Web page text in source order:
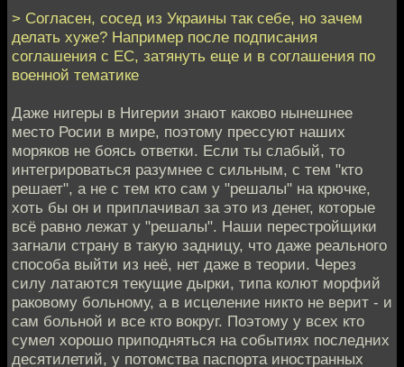
> Согласен, сосед из Украины так себе, но зачем
делать хуже? Например после подписания
соглашения с ЕС, затянуть еще и в соглашения по
военной тематике
Даже нигеры в Нигерии знают каково нынешнее
место Росии в мире, поэтому прессуют наших
моряков не боясь ответки. Если ты слабый, то
интегрироваться разумнее с сильным, с тем "кто
решает", а не с тем кто сам у "решалы" на крючке,
хоть бы он и приплачивал за это из денег, которые
всё равно лежат у "решалы". Наши перестройщики
загнали страну в такую задницу, что даже реального
способа выйти из неё, нет даже в теории. Через
силу латаются текущие дырки, типа колют морфий
раковому больному, а в исцеление никто не верит - и
сам больной и все кто вокруг. Поэтому у всех кто
сумел хорошо приподняться на событиях последних
десятилетий, у потомства паспорта иностранных